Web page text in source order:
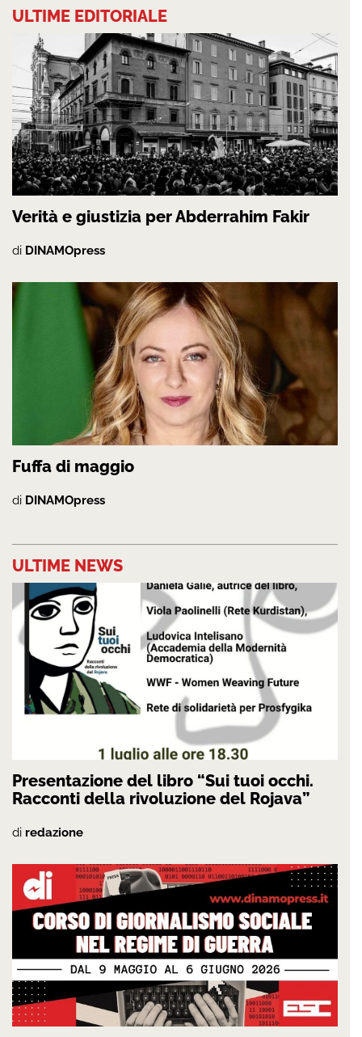
ULTIME EDITORIALE
Verità e giustizia per Abderrahim Fakir
di DINAMOpress
Fuffa di maggio
di DINAMOpress
ULTIME NEWS
Presentazione del libro “Sui tuoi occhi.
Racconti della rivoluzione del Rojava”
di redazione